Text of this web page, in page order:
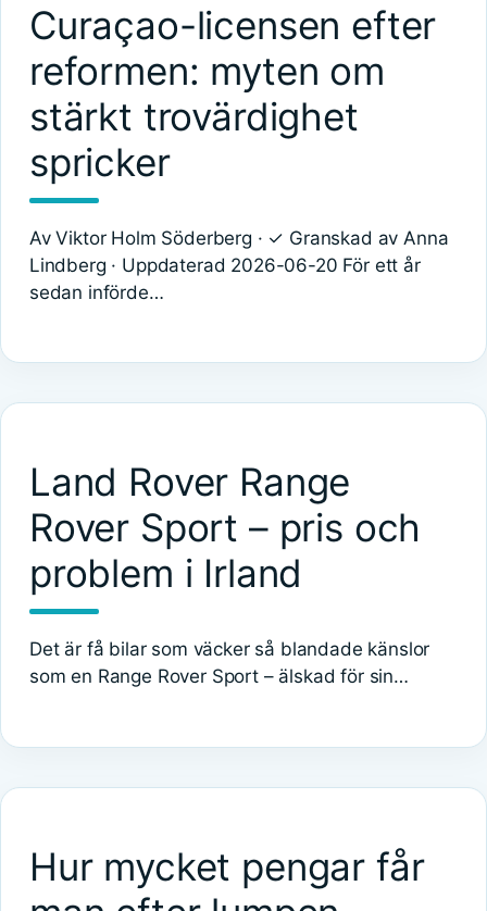
Curaçao-licensen efter
reformen: myten om
stärkt trovärdighet
spricker
Av Viktor Holm Söderberg · ✓ Granskad av Anna
Lindberg · Uppdaterad 2026-06-20 För ett år
sedan införde…
Land Rover Range
Rover Sport – pris och
problem i Irland
Det är få bilar som väcker så blandade känslor
som en Range Rover Sport – älskad för sin…
Hur mycket pengar får